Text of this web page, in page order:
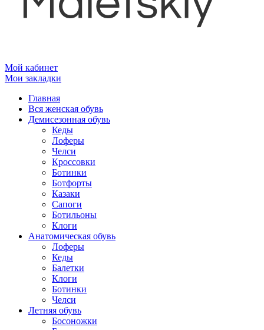
Мой кабинет
Мои закладки
Главная
Вся женская обувь
Демисезонная обувь
Кеды
Лоферы
Челси
Кроссовки
Ботинки
Ботфорты
Казаки
Сапоги
Ботильоны
Клоги
Анатомическая обувь
Лоферы
Кеды
Балетки
Клоги
Ботинки
Челси
Летняя обувь
Босоножки